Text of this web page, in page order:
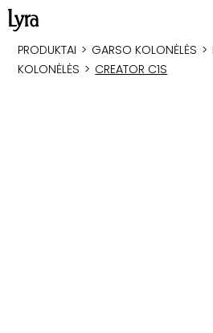
PRODUKTAI > GARSO KOLONĖLĖS >
KOLONĖLĖS > CREATOR C1S